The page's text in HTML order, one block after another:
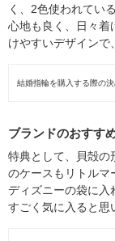
く、2色使われてい
心地も良く、日々着
けやすいデザインで
結婚指輪を購入する際の
ブランドのおすす
特典として、貝殻の
のケースもリトルマ
ディズニーの袋に入
すごく気に入ると思